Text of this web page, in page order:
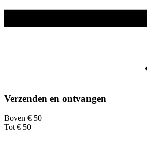
Verzenden en ontvangen
Boven € 50
Tot € 50